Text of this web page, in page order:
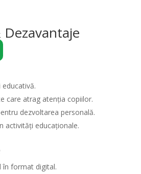
care atrag atenția copiilor.
dezvoltarea personală.
activități educaționale.
în format digital.